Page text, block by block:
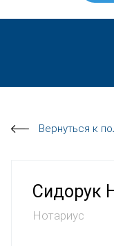
Вернуться к
Сидорук
Нотариус